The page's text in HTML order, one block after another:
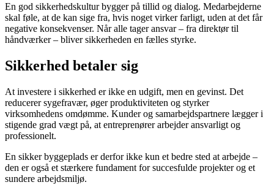
En god sikkerhedskultur bygger på tillid og dialog. Medarbejderne
skal føle, at de kan sige fra, hvis noget virker farligt, uden at det får
negative konsekvenser. Når alle tager ansvar – fra direktør til
håndværker – bliver sikkerheden en fælles styrke.
Sikkerhed betaler sig
At investere i sikkerhed er ikke en udgift, men en gevinst. Det
reducerer sygefravær, øger produktiviteten og styrker
virksomhedens omdømme. Kunder og samarbejdspartnere lægger i
stigende grad vægt på, at entreprenører arbejder ansvarligt og
professionelt.
En sikker byggeplads er derfor ikke kun et bedre sted at arbejde –
den er også et stærkere fundament for succesfulde projekter og et
sundere arbejdsmiljø.